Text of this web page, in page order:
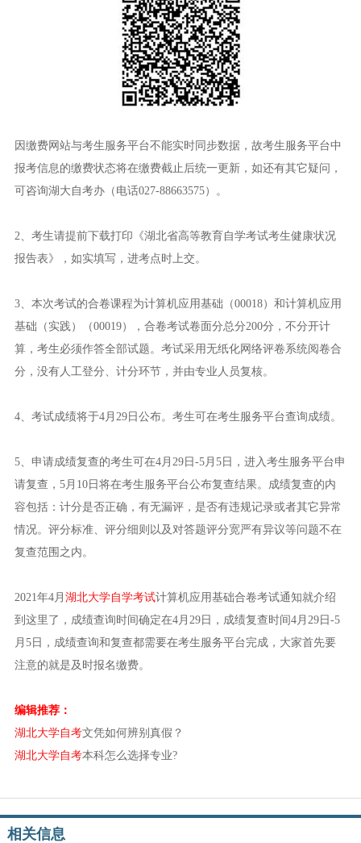
因缴费网站与考生服务平台不能实时同步数据，故考生服务平台中
报考信息的缴费状态将在缴费截止后统一更新，如还有其它疑问，
可咨询湖大自考办（电话027-88663575）。
2、考生请提前下载打印《湖北省高等教育自学考试考生健康状况
报告表》，如实填写，进考点时上交。
3、本次考试的合卷课程为计算机应用基础（00018）和计算机应用
基础（实践）（00019），合卷考试卷面分总分200分，不分开计
算，考生必须作答全部试题。考试采用无纸化网络评卷系统阅卷合
分，没有人工登分、计分环节，并由专业人员复核。
4、考试成绩将于4月29日公布。考生可在考生服务平台查询成绩。
5、申请成绩复查的考生可在4月29日-5月5日，进入考生服务平台申
请复查，5月10日将在考生服务平台公布复查结果。成绩复查的内
容包括：计分是否正确，有无漏评，是否有违规记录或者其它异常
情况。评分标准、评分细则以及对答题评分宽严有异议等问题不在
复查范围之内。
2021年4月 湖北大学自学考试计算机应用基础合卷考试通知就介绍
到这里了，成绩查询时间确定在4月29日，成绩复查时间4月29日-5
月5日，成绩查询和复查都需要在考生服务平台完成，大家首先要
注意的就是及时报名缴费。
编辑推荐：
湖北大学自考文凭如何辨别真假？
湖北大学自考本科怎么选择专业?
相关信息